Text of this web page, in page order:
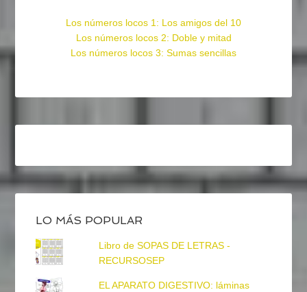
Los números locos 1: Los amigos del 10
Los números locos 2: Doble y mitad
Los números locos 3: Sumas sencillas
LO MÁS POPULAR
Libro de SOPAS DE LETRAS -
RECURSOSEP
EL APARATO DIGESTIVO: láminas